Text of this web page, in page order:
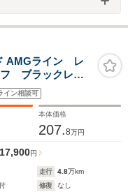
AMGライン レ
ブラックレザ
カメラ AMGエ
キーレスゴ
型
イン相談可
本体価格
207.8万円
17,900円
走行 4.8万km
修復
なし